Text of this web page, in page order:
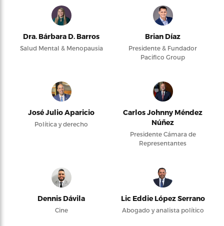
Dra. Bárbara D. Barros
Salud Mental & Menopausia
Brian Díaz
Presidente & Fundador
Pacifico Group
José Julio Aparicio
Política y derecho
Carlos Johnny Méndez
Núñez
Presidente Cámara de
Representantes
Dennis Dávila
Cine
Lic Eddie López Serrano
Abogado y analista político